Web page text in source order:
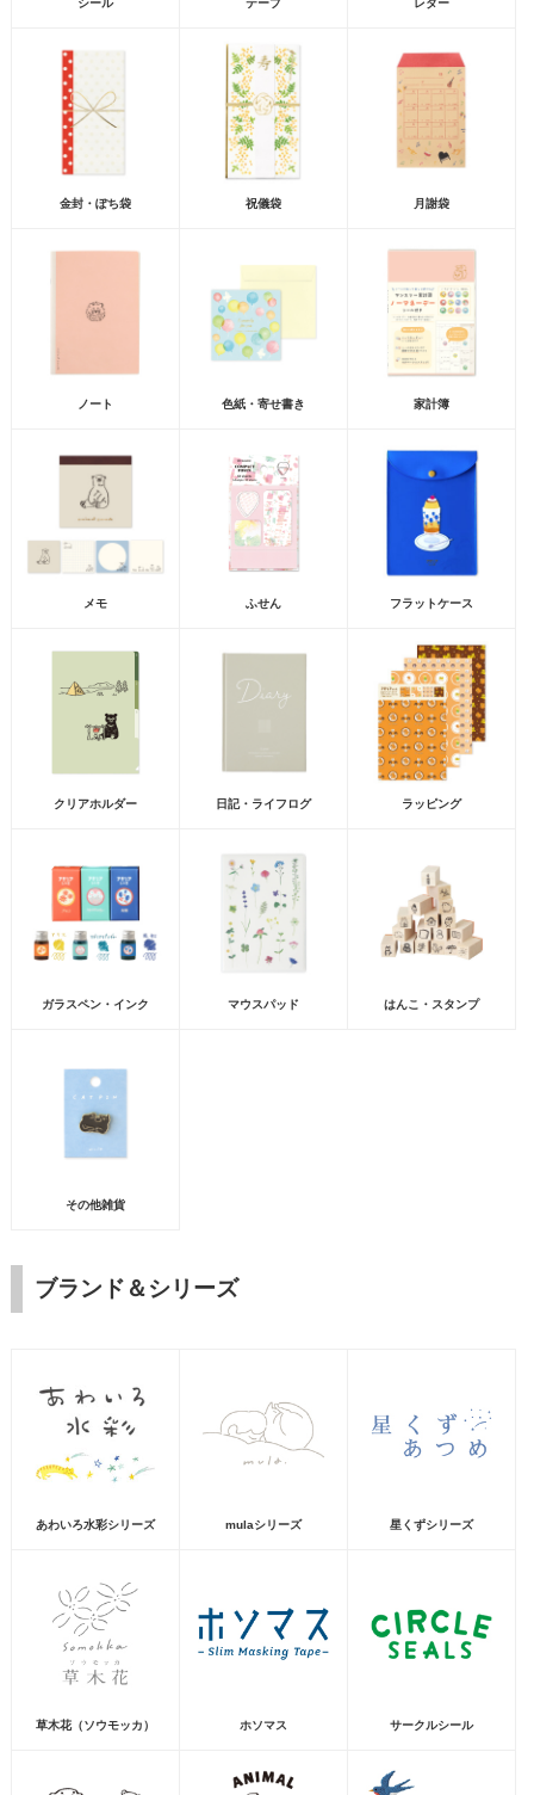
金封・ぽち袋 祝儀袋 月謝袋
ノート 色紙・寄せ書き 家計簿
メモ ふせん フラットケース
クリアホルダー 日記・ライフログ ラッピング
ガラスペン・インク マウスパッド はんこ・スタンプ
その他雑貨
ブランド＆シリーズ
あわいろ水彩シリーズ mulaシリーズ 星くずシリーズ
草木花（ソウモッカ） ホソマス サークルシール